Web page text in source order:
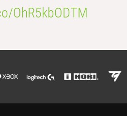
OhR5kbODTM